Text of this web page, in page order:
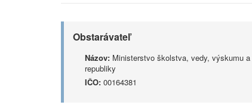
Obstarávateľ
Názov: Ministerstvo školstva, vedy, výskumu
republiky
IČO: 00164381